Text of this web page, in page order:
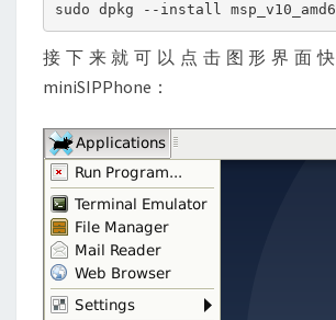
sudo dpkg --install
接下来就可以点击图形界面
miniSIPPhone：